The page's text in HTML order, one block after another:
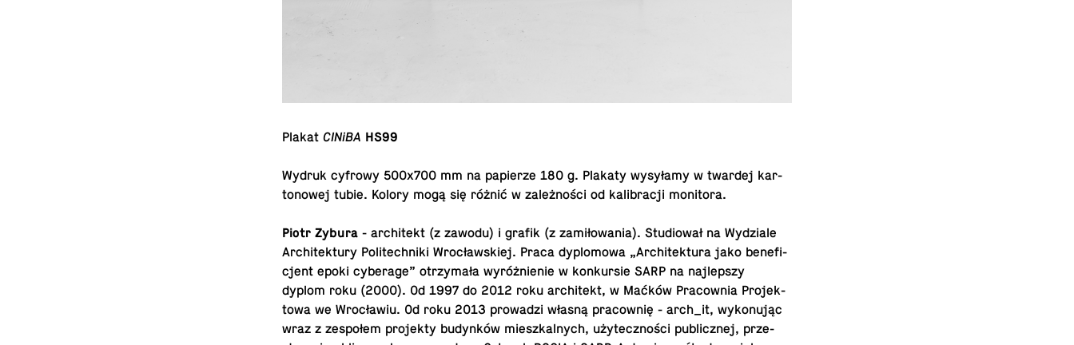
PlakatCINiBA HS99
Wydruk cyfrowy 500x700 mm na pa­pie­rze 180 g. Plakaty wy­sy­ła­my w twardej kar­
to­no­wej tubie. Kolory mogą się różnić w za­leż­no­ści od ka­li­bra­cji monitora.
Piotr Zybura - ar­chi­tekt (z zawodu) i grafik (z za­mi­ło­wa­nia). Stu­dio­wał na Wy­dzia­le
Ar­chi­tek­tu­ry Po­li­tech­ni­ki Wro­cław­skiej. Praca dy­plo­mo­wa „Ar­chi­tek­tu­ra jako be­ne­fi­
cjent epoki cy­be­ra­ge” otrzy­ma­ła wy­róż­nie­nie w kon­kur­sie SARP na naj­lep­szy
dyplom roku (2000). Od 1997 do 2012 roku ar­chi­tekt, w Maćków Pra­cow­nia Pro­jek­
to­wa we Wro­cła­wiu. Od roku 2013 pro­wa­dzi własną pra­cow­nię - arch_it, wy­ko­nu­jąc
wraz z ze­spo­łem pro­jek­ty bu­dyn­ków miesz­kal­nych, uży­tecz­no­ści pu­blicz­nej, prze­